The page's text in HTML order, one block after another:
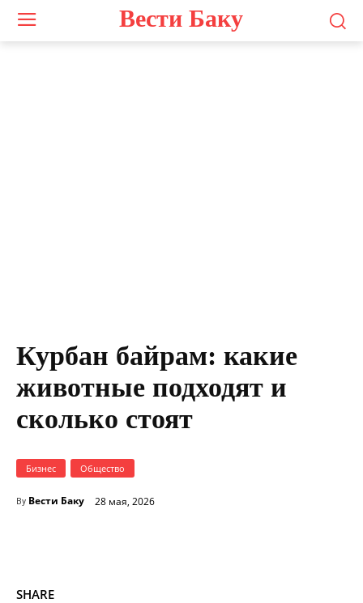
Вести Баку
Курбан байрам: какие
животные подходят и
сколько стоят
Бизнес Общество
By Вести Баку 28 мая, 2026
SHARE